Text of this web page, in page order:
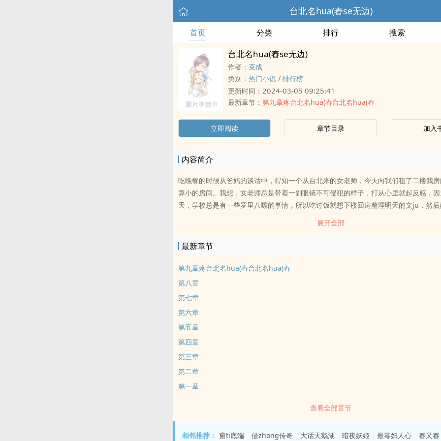
台北名hua(舂se无边)
首页 分类 排行 搜索
台北名hua(舂se无边)
作者： 克成
类别： 热门小说 / 排行榜
更新时间： 2024-03-05 09:25:41
最新章节： 第九章疼台北名hua(舂台北名hua(舂
立即阅读 章节目录 加入
内容简介
吃晚餐的时候从爸妈的谈话中，得知一个从台北来的女老师，今天向我们租了二楼我
算小的房间。我想，女老师总是带着一副眼镜不可侵犯的样子，打从心里就起反感，
天，学校总是有一些罗里八嗦的事情，所以吃过饭就想下楼回房整理明天的文ju，然后
展开全部
最新章节
第九章疼台北名hua(舂台北名hua(舂
第八章
第七章
第六章
第五章
第四章
第三章
第二章
第一章
查看全部章节
相邻推荐： 窗ti底端 借zhong传奇 大话天鹅湖 暗夜妖姬 最毒妇人心 舂又